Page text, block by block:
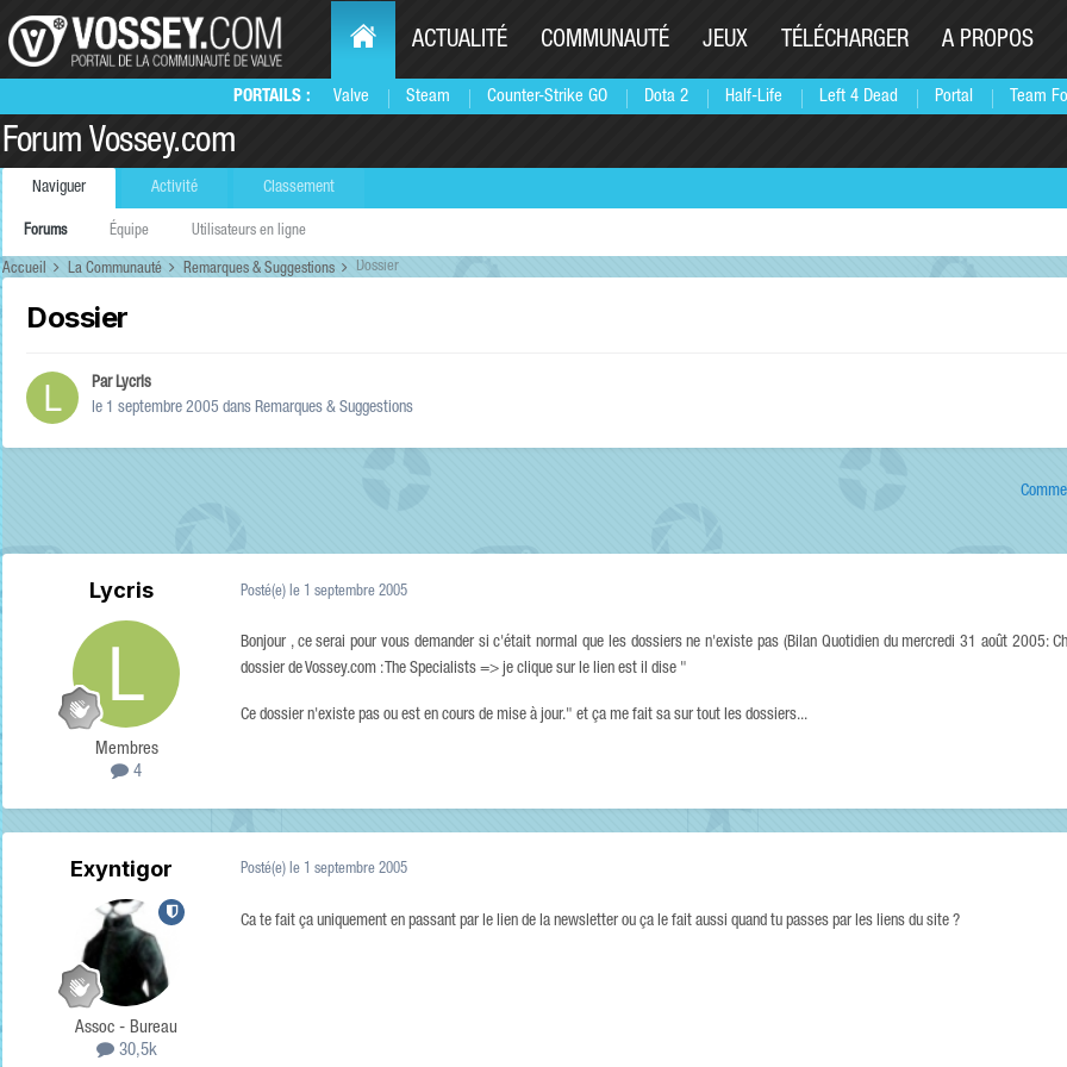
PORTAILS : Valve Steam Counter-Strike GO Dota 2 Half-Life Left 4 Dead Portal Team
ACTUALITÉ COMMUNAUTÉ JEUX TÉLÉCHARGER A PROPOS
Forum Vossey.com
Naviguer
Forums Équipe Utilisateurs en ligne
Activité Classement
Accueil La Communauté Remarques & Suggestions Dossier
Dossier
ParLycris
le 1 septembre 2005 dans Remarques & Suggestions
Lycris
Membres
4
Posté(e) le 1 septembre 2005
Bonjour , ce serai pour vous demander si c'était normal que les dossiers ne n'existe pas (Bilan Quotidien du mercredi 31 août 2005:
dossier de Vossey.com : The Specialists => je clique sur le lien est il dise "
Ce dossier n'existe pas ou est en cours de mise à jour." et ça me fait sa sur tout les dossiers...
Exyntigor
Assoc - Bureau
30,5k
Posté(e) le 1 septembre 2005
Ca te fait ça uniquement en passant par le lien de la newsletter ou ça le fait aussi quand tu passes par les liens du site ?